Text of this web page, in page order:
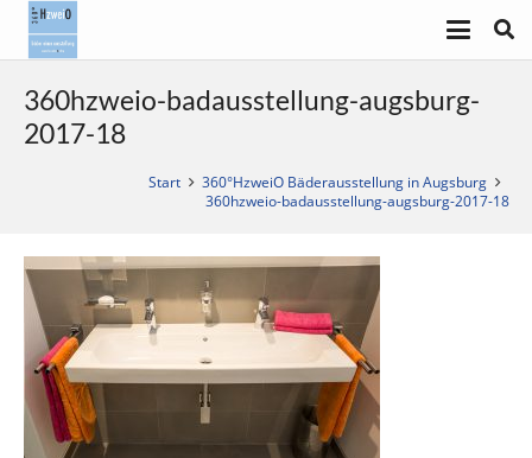
360hzweio-badausstellung-augsburg-
2017-18
Start
360°HzweiO Bäderausstellung in Augsburg
360hzweio-badausstellung-augsburg-2017-18